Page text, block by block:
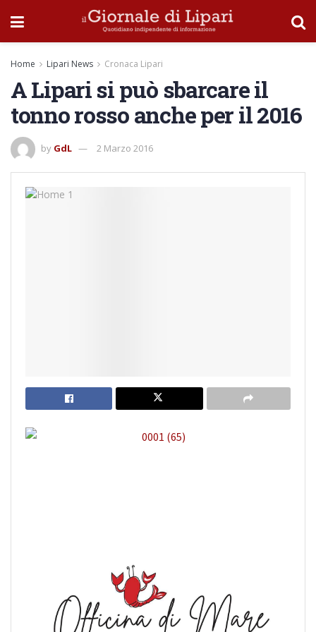
Home Lipari News Cronaca Lipari
A Lipari si può sbarcare il
tonno rosso anche per il 2016
by GdL 2 Marzo 2016